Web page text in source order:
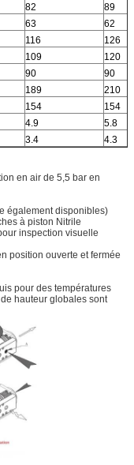
82
89
63
62
116
126
109
120
90
90
189
210
154
154
4.9
5.8
3.4 4.3
en air de 5,5 bar en
également disponibles)
à piston Nitrile
inspection visuelle
position ouverte et fermée
pour des températures
hauteur globales sont